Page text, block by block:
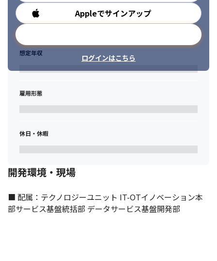
Appleでサインアップ
ログインはこちら
勤務時間
想定年収
雇用形態
休日・休暇
開発環境・現場
■ 配属：テクノロジーユニット IT-OTイノベーション本
部サービス基盤統括部 データサービス基盤開発部